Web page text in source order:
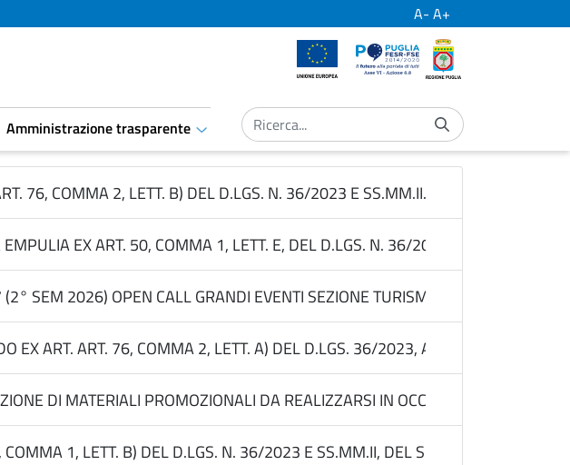
A- A+
Unione Europea Por Puglia
Amministrazione trasparente
aret.open.submenu
76, COMMA 2, LETT. B) DEL D.LGS. N. 36/2023 E SS.MM.II., PER
EX ART. 50, COMMA 1, LETT. E, DEL D.LGS. N. 36/2023 PER
SEM 2026) OPEN CALL GRANDI EVENTI SEZIONE TURISMO E
EX ART. ART. 76, COMMA 2, LETT. A) DEL D.LGS. 36/2023, ATTRAVERSO RDO
DI MATERIALI PROMOZIONALI DA REALIZZARSI IN OCCASIONE DELLE
1, LETT. B) DEL D.LGS. N. 36/2023 E SS.MM.II, DEL SERVIZIO DEL